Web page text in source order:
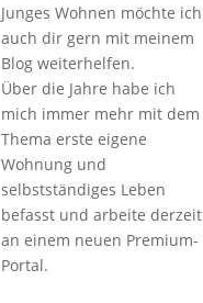
Junges Wohnen möchte ich
auch dir gern mit meinem
Blog weiterhelfen.
Über die Jahre habe ich
mich immer mehr mit dem
Thema erste eigene
Wohnung und
selbstständiges Leben
befasst und arbeite derzeit
an einem neuen Premium-
Portal.